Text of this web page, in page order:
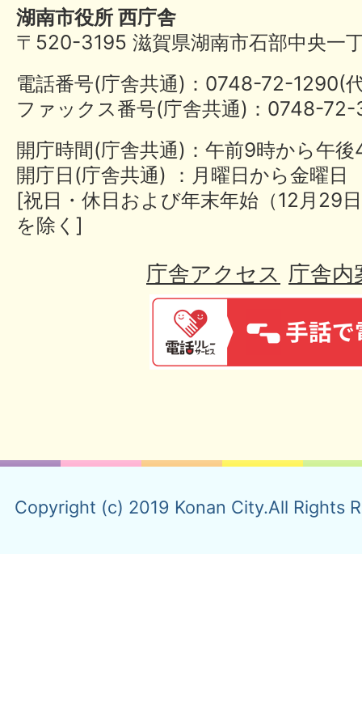
湖南市役所 西庁舎
〒520-3195 滋賀県湖南市石部中央一
電話番号(庁舎共通)：0748-72-
ファックス番号(庁舎共通)：0748-
開庁時間(庁舎共通)：午前9時から午
開庁日(庁舎共通) ：月曜日から金曜日
[祝日・休日および年末年始（12月29
を除く]
庁舎アクセス 庁舎内
Copyright (c) 2019 Konan City.All Rights